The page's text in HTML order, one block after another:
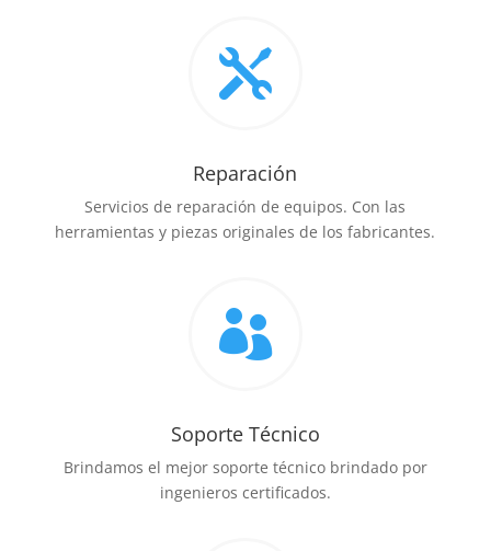

Reparación
Servicios de reparación de equipos. Con las
herramientas y piezas originales de los fabricantes.

Soporte Técnico
Brindamos el mejor soporte técnico brindado por
ingenieros certificados.